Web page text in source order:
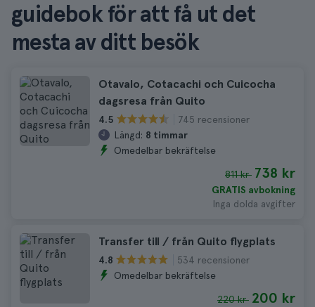
guidebok för att få ut det
mesta av ditt besök
Otavalo, Cotacachi och Cuicocha
dagsresa från Quito
4.5
745 recensioner
Längd: 8 timmar
Omedelbar bekräftelse
811 kr 738 kr
GRATIS avbokning
Inga dolda avgifter
Transfer till / från Quito flygplats
4.8
534 recensioner
Omedelbar bekräftelse
220 kr 200 kr